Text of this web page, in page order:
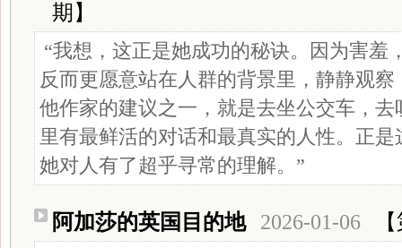
期】
“我想，这正是她成功的秘诀。因为害羞
反而更愿意站在人群的背景里，静静观
他作家的建议之一，就是去坐公交车，
里有最鲜活的对话和最真实的人性。正
她对人有了超乎寻常的理解。”
阿加莎的英国目的地 2026-01-06